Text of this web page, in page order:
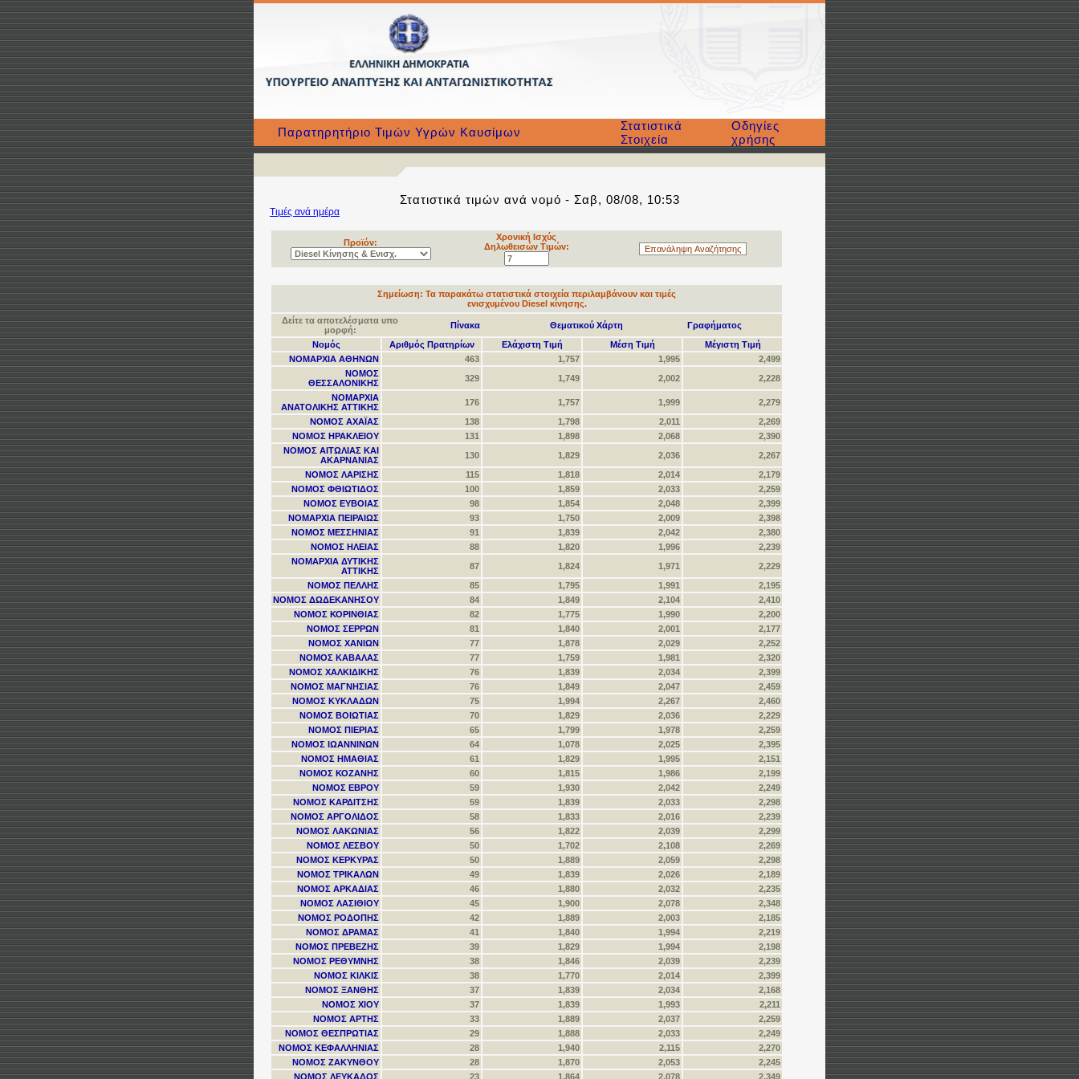
Παρατηρητήριο Τιμών Υγρών Καυσίμων
Στατιστικά
Στοιχεία
Οδηγίες
χρήσης
Στατιστικά τιμών ανά νομό - Σαβ, 08/08, 10:53
Τιμές ανά ημέρα
Προϊόν:
Χρονική Ισχύς
Δηλωθεισών Τιμών:
Σημείωση: Τα παρακάτω στατιστικά στοιχεία περιλαμβάνουν και τιμές
ενισχυμένου Diesel κίνησης.
Δείτε τα αποτελέσματα υπο
μορφή:
Πίνακα Θεματικού Χάρτη
Γραφήματος
Νομός
Αριθμός Πρατηρίων Ελάχιστη Τιμή Μέση Τιμή
Μέγιστη Τιμή
ΝΟΜΑΡΧΙΑ ΑΘΗΝΩΝ
463 1,757 1,995
2,499
ΝΟΜΟΣ
ΘΕΣΣΑΛΟΝΙΚΗΣ
329 1,749 2,002
2,228
ΝΟΜΑΡΧΙΑ
ΑΝΑΤΟΛΙΚΗΣ ΑΤΤΙΚΗΣ
176 1,757 1,999
2,279
ΝΟΜΟΣ ΑΧΑΪΑΣ
138 1,798 2,011
2,269
ΝΟΜΟΣ ΗΡΑΚΛΕΙΟΥ
131 1,898 2,068
2,390
ΝΟΜΟΣ ΑΙΤΩΛΙΑΣ ΚΑΙ
ΑΚΑΡΝΑΝΙΑΣ
130 1,829 2,036
2,267
ΝΟΜΟΣ ΛΑΡΙΣΗΣ
115 1,818 2,014
2,179
ΝΟΜΟΣ ΦΘΙΩΤΙΔΟΣ
100 1,859 2,033
2,259
ΝΟΜΟΣ ΕΥΒΟΙΑΣ
98 1,854 2,048
2,399
ΝΟΜΑΡΧΙΑ ΠΕΙΡΑΙΩΣ
93 1,750 2,009
2,398
ΝΟΜΟΣ ΜΕΣΣΗΝΙΑΣ
91 1,839 2,042
2,380
ΝΟΜΟΣ ΗΛΕΙΑΣ
88 1,820 1,996
2,239
ΝΟΜΑΡΧΙΑ ΔΥΤΙΚΗΣ
ΑΤΤΙΚΗΣ
87 1,824 1,971
2,229
ΝΟΜΟΣ ΠΕΛΛΗΣ
85 1,795 1,991
2,195
ΝΟΜΟΣ ΔΩΔΕΚΑΝΗΣΟΥ
84 1,849 2,104
2,410
ΝΟΜΟΣ ΚΟΡΙΝΘΙΑΣ
82 1,775 1,990
2,200
ΝΟΜΟΣ ΣΕΡΡΩΝ
81 1,840 2,001
2,177
ΝΟΜΟΣ ΧΑΝΙΩΝ
77 1,878 2,029
2,252
ΝΟΜΟΣ ΚΑΒΑΛΑΣ
77 1,759 1,981
2,320
ΝΟΜΟΣ ΧΑΛΚΙΔΙΚΗΣ
76 1,839 2,034
2,399
ΝΟΜΟΣ ΜΑΓΝΗΣΙΑΣ
76 1,849 2,047
2,459
ΝΟΜΟΣ ΚΥΚΛΑΔΩΝ
75 1,994 2,267
2,460
ΝΟΜΟΣ ΒΟΙΩΤΙΑΣ
70 1,829 2,036
2,229
ΝΟΜΟΣ ΠΙΕΡΙΑΣ
65 1,799 1,978
2,259
ΝΟΜΟΣ ΙΩΑΝΝΙΝΩΝ
64 1,078 2,025
2,395
ΝΟΜΟΣ ΗΜΑΘΙΑΣ
61 1,829 1,995
2,151
ΝΟΜΟΣ ΚΟΖΑΝΗΣ
60 1,815 1,986
2,199
ΝΟΜΟΣ ΕΒΡΟΥ
59 1,930 2,042
2,249
ΝΟΜΟΣ ΚΑΡΔΙΤΣΗΣ
59 1,839 2,033
2,298
ΝΟΜΟΣ ΑΡΓΟΛΙΔΟΣ
58 1,833 2,016
2,239
ΝΟΜΟΣ ΛΑΚΩΝΙΑΣ
56 1,822 2,039
2,299
ΝΟΜΟΣ ΛΕΣΒΟΥ
50 1,702 2,108
2,269
ΝΟΜΟΣ ΚΕΡΚΥΡΑΣ
50 1,889 2,059
2,298
ΝΟΜΟΣ ΤΡΙΚΑΛΩΝ
49 1,839 2,026
2,189
ΝΟΜΟΣ ΑΡΚΑΔΙΑΣ
46 1,880 2,032
2,235
ΝΟΜΟΣ ΛΑΣΙΘΙΟΥ
45 1,900 2,078
2,348
ΝΟΜΟΣ ΡΟΔΟΠΗΣ
42 1,889 2,003
2,185
ΝΟΜΟΣ ΔΡΑΜΑΣ
41 1,840 1,994
2,219
ΝΟΜΟΣ ΠΡΕΒΕΖΗΣ
39 1,829 1,994
2,198
ΝΟΜΟΣ ΡΕΘΥΜΝΗΣ
38 1,846 2,039
2,239
ΝΟΜΟΣ ΚΙΛΚΙΣ
38 1,770 2,014
2,399
ΝΟΜΟΣ ΞΑΝΘΗΣ
37 1,839 2,034
2,168
ΝΟΜΟΣ ΧΙΟΥ
37 1,839 1,993
2,211
ΝΟΜΟΣ ΑΡΤΗΣ
33 1,889 2,037
2,259
ΝΟΜΟΣ ΘΕΣΠΡΩΤΙΑΣ
29 1,888 2,033
2,249
ΝΟΜΟΣ ΚΕΦΑΛΛΗΝΙΑΣ
28 1,940 2,115
2,270
ΝΟΜΟΣ ΖΑΚΥΝΘΟΥ
28 1,870 2,053
2,245
ΝΟΜΟΣ ΛΕΥΚΑΔΟΣ
23 1,864 2,078 2,349